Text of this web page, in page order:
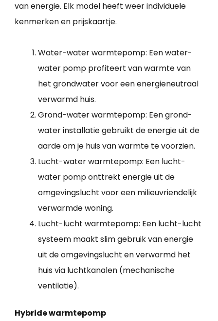
van energie. Elk model heeft weer individuele
kenmerken en prijskaartje.
Water-water warmtepomp: Een water-
water pomp profiteert van warmte van
het grondwater voor een energieneutraal
verwarmd huis.
Grond-water warmtepomp: Een grond-
water installatie gebruikt de energie uit de
aarde om je huis van warmte te voorzien.
Lucht-water warmtepomp: Een lucht-
water pomp onttrekt energie uit de
omgevingslucht voor een milieuvriendelijk
verwarmde woning.
Lucht-lucht warmtepomp: Een lucht-lucht
systeem maakt slim gebruik van energie
uit de omgevingslucht en verwarmd het
huis via luchtkanalen (mechanische
ventilatie).
Hybride warmtepomp